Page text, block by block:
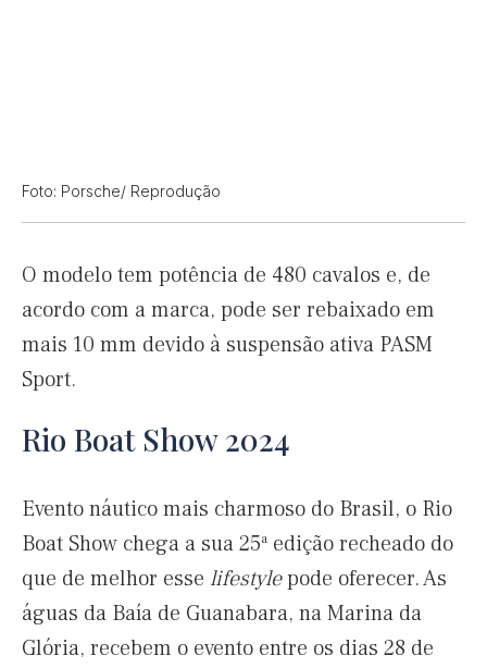
Foto: Porsche/ Reprodução
O modelo tem potência de 480 cavalos e, de
acordo com a marca, pode ser rebaixado em
mais 10 mm devido à suspensão ativa PASM
Sport.
Rio Boat Show 2024
Evento náutico mais charmoso do Brasil, o Rio
Boat Show chega a sua 25ª edição recheado do
que de melhor esse lifestylepode oferecer. As
águas da Baía de Guanabara, na Marina da
Glória, recebem o evento entre os dias 28 de